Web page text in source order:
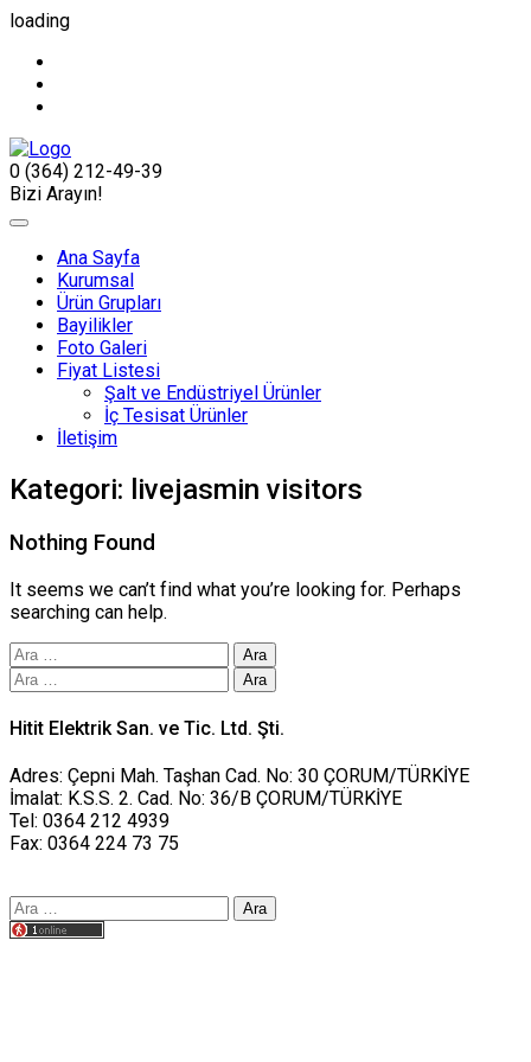
loading
0 (364) 212-49-39
Bizi Arayın!
Ana Sayfa
Kurumsal
Ürün Grupları
Bayilikler
Foto Galeri
Fiyat Listesi
Şalt ve Endüstriyel Ürünler
İç Tesisat Ürünler
İletişim
Kategori: livejasmin visitors
Nothing Found
It seems we can’t find what you’re looking for. Perhaps
searching can help.
Arama:
Arama:
Hitit Elektrik San. ve Tic. Ltd. Şti.
Adres: Çepni Mah. Taşhan Cad. No: 30 ÇORUM/TÜRKİYE
İmalat: K.S.S. 2. Cad. No: 36/B ÇORUM/TÜRKİYE
Tel: 0364 212 4939
Fax: 0364 224 73 75
Arama: